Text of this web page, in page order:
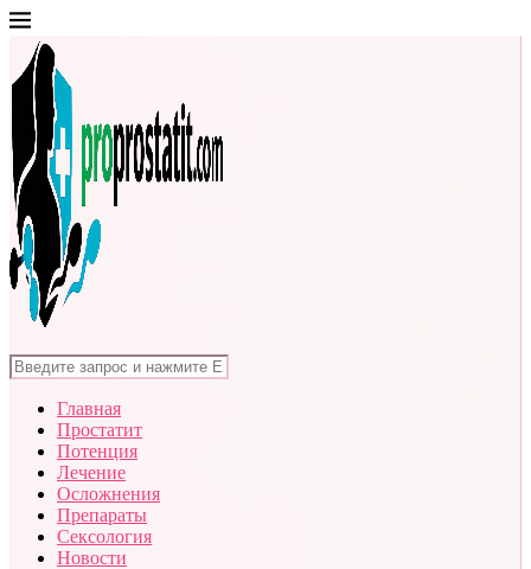
Главная
Простатит
Потенция
Лечение
Осложнения
Препараты
Сексология
Новости